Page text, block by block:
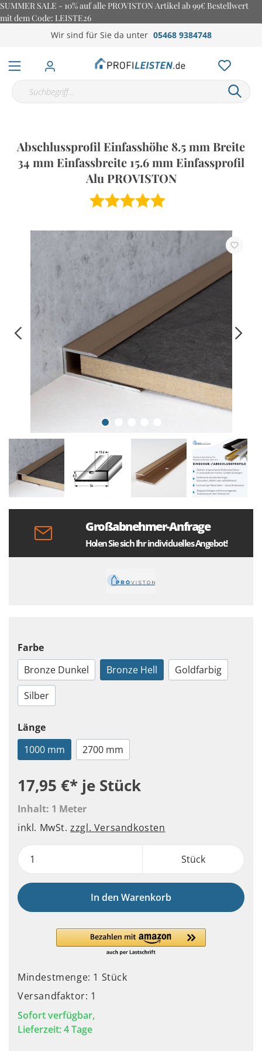
SUMMER SALE - 10% auf alle PROVISTON Artikel ab 99€ Bestellwert
mit dem Code: LEISTE26
Wir sind für Sie da unter 05468 9384748
Abschlussprofil Einfasshöhe 8.5 mm Breite
34 mm Einfassbreite 15.6 mm Einfassprofil
Alu PROVISTON
Großabnehmer-Anfrage
Holen Sie sich Ihr individuelles Angebot!
Farbe
Bronze Dunkel
Bronze Hell
Goldfarbig
Silber
Länge
1000 mm
2700 mm
17,95 €* je Stück
Inhalt: 1 Meter
inkl. MwSt.zzgl. Versandkosten
Stück
In den Warenkorb
Mindestmenge: 1 Stück
Versandfaktor: 1
Sofort verfügbar,
Lieferzeit: 4 Tage